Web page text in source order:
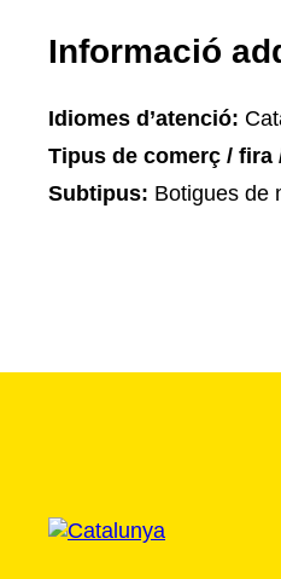
Informació
Idiomes d’atenció:
Tipus de comerç / fira
Subtipus: Botigues de